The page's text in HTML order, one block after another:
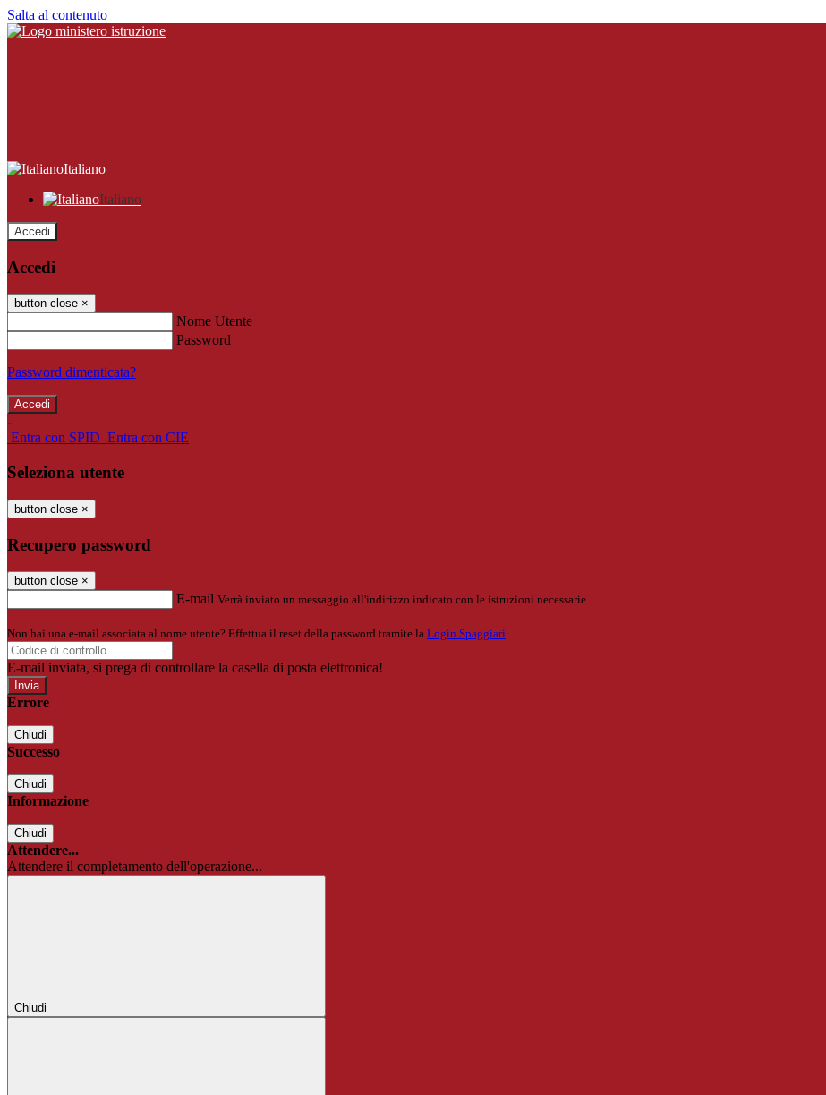
Salta al contenuto
Italiano
Italiano
Accedi
Accedi
button close ×
Nome Utente
Password
Password dimenticata?
-
Entra con SPID Entra con CIE
Seleziona utente
button close ×
Recupero password
button close ×
E-mail Verrà inviato un messaggio all'indirizzo indicato con le istruzioni necessarie.
Non hai una e-mail associata al nome utente? Effettua il reset della password tramite la Login Spaggiari
E-mail inviata, si prega di controllare la casella di posta elettronica!
Errore
Chiudi
Successo
Chiudi
Informazione
Chiudi
Attendere...
Attendere il completamento dell'operazione...
Chiudi